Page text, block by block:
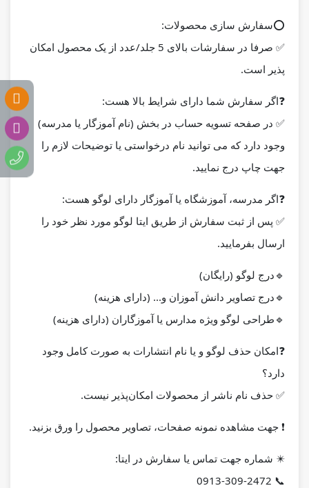
⭕️سفارش سازی محصولات:
✅ صرفا در سفارشات بالای 5 جلد/عدد از یک محصول امکان
پذیر است.
❓اگر سفارش شما دارای شرایط بالا هست:
✅ در صفحه تسویه حساب در بخش (نام آموزگار یا مدرسه)
وجود دارد که می توانید نام درخواستی یا توضیحات لازم را
جهت چاپ درج نمایید.
❓اگر مدرسه، آموزشگاه یا آموزگار دارای لوگو هست:
✅ پس از ثبت سفارش از طریق ایتا لوگو مورد نظر خود را
ارسال بفرمایید.
🔹درج لوگو (رایگان)
🔹درج تصاویر دانش آموزان و... (دارای هزینه)
🔹طراحی لوگو ویژه مدارس یا آموزگاران (دارای هزینه)
❓امکان حذف لوگو و یا نام انتشارات به صورت کامل وجود
دارد؟
✅ حذف نام ناشر از محصولات امکان‌پذیر نیست.
❗️ جهت مشاهده نمونه صفحات، تصاویر محصول را ورق بزنید.
✴️ شماره جهت تماس یا سفارش در ایتا:
📞 0913-309-2472